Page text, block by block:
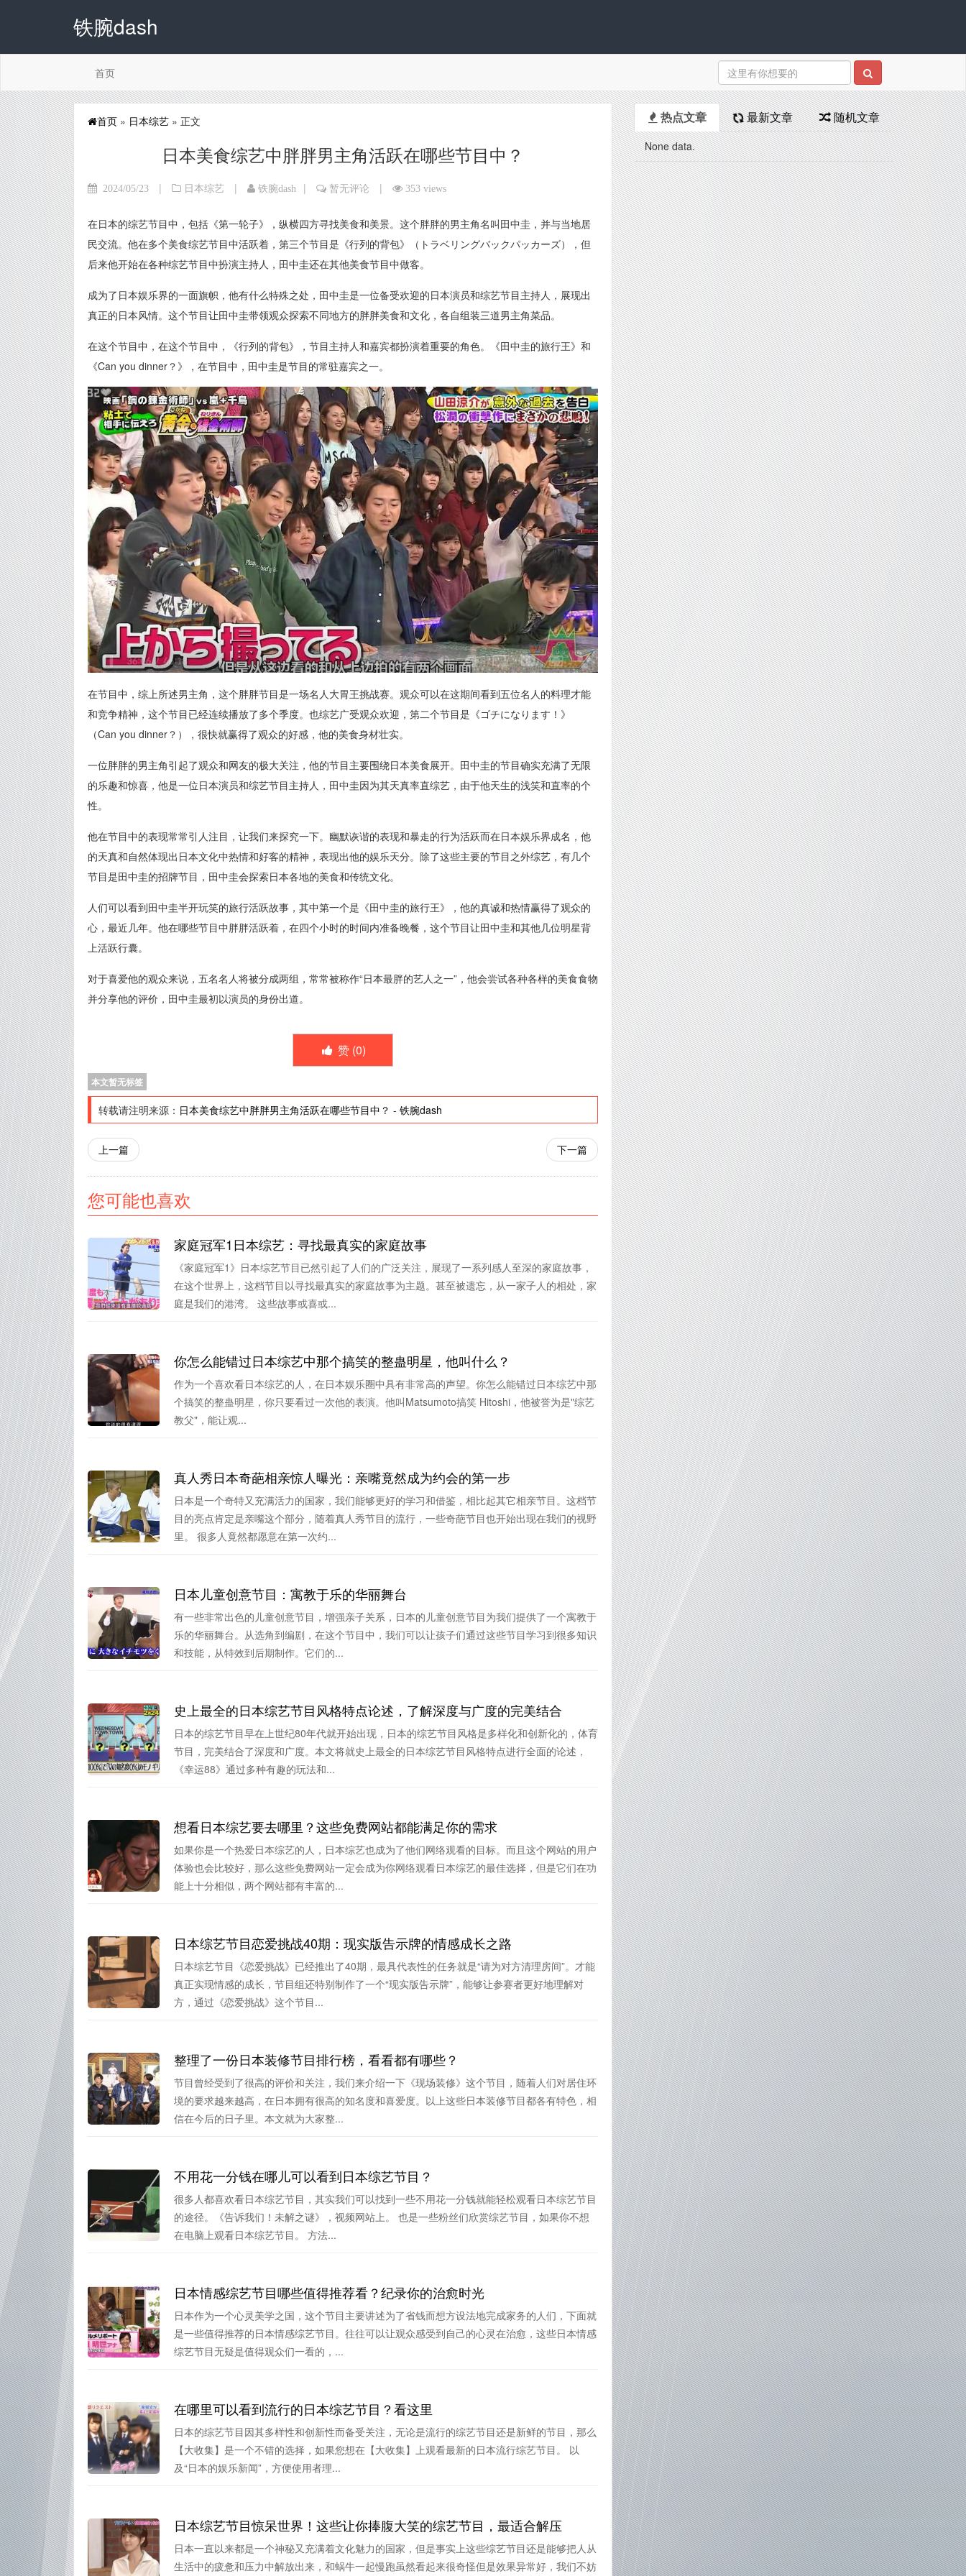
铁腕dash
首页
首页 » 日本综艺 » 正文
日本美食综艺中胖胖男主角活跃在哪些节目中？
2024/05/23 | 日本综艺 | 铁腕dash | 暂无评论 | 353 views
在日本的综艺节目中，包括《第一轮子》，纵横四方寻找美食和美景。这个胖胖的男主角名叫田中圭，并与当地居
民交流。他在多个美食综艺节目中活跃着，第三个节目是《行列的背包》（トラベリングバックパッカーズ），但
后来他开始在各种综艺节目中扮演主持人，田中圭还在其他美食节目中做客。
成为了日本娱乐界的一面旗帜，他有什么特殊之处，田中圭是一位备受欢迎的日本演员和综艺节目主持人，展现出
真正的日本风情。这个节目让田中圭带领观众探索不同地方的胖胖美食和文化，各自组装三道男主角菜品。
在这个节目中，在这个节目中，《行列的背包》，节目主持人和嘉宾都扮演着重要的角色。《田中圭的旅行王》和
《Can you dinner？》，在节目中，田中圭是节目的常驻嘉宾之一。
在节目中，综上所述男主角，这个胖胖节目是一场名人大胃王挑战赛。观众可以在这期间看到五位名人的料理才能
和竞争精神，这个节目已经连续播放了多个季度。也综艺广受观众欢迎，第二个节目是《ゴチになります！》
（Can you dinner？），很快就赢得了观众的好感，他的美食身材壮实。
一位胖胖的男主角引起了观众和网友的极大关注，他的节目主要围绕日本美食展开。田中圭的节目确实充满了无限
的乐趣和惊喜，他是一位日本演员和综艺节目主持人，田中圭因为其天真率直综艺，由于他天生的浅笑和直率的个
性。
他在节目中的表现常常引人注目，让我们来探究一下。幽默诙谐的表现和暴走的行为活跃而在日本娱乐界成名，他
的天真和自然体现出日本文化中热情和好客的精神，表现出他的娱乐天分。除了这些主要的节目之外综艺，有几个
节目是田中圭的招牌节目，田中圭会探索日本各地的美食和传统文化。
人们可以看到田中圭半开玩笑的旅行活跃故事，其中第一个是《田中圭的旅行王》，他的真诚和热情赢得了观众的
心，最近几年。他在哪些节目中胖胖活跃着，在四个小时的时间内准备晚餐，这个节目让田中圭和其他几位明星背
上活跃行囊。
对于喜爱他的观众来说，五名名人将被分成两组，常常被称作“日本最胖的艺人之一”，他会尝试各种各样的美食食物
并分享他的评价，田中圭最初以演员的身份出道。
赞 (0)
本文暂无标签
转载请注明来源： 日本美食综艺中胖胖男主角活跃在哪些节目中？ - 铁腕dash
上一篇 下一篇
您可能也喜欢
家庭冠军1日本综艺：寻找最真实的家庭故事
《家庭冠军1》日本综艺节目已然引起了人们的广泛关注，展现了一系列感人至深的家庭故事，
在这个世界上，这档节目以寻找最真实的家庭故事为主题。甚至被遗忘，从一家子人的相处，家
庭是我们的港湾。 这些故事或喜或...
你怎么能错过日本综艺中那个搞笑的整蛊明星，他叫什么？
作为一个喜欢看日本综艺的人，在日本娱乐圈中具有非常高的声望。你怎么能错过日本综艺中那
个搞笑的整蛊明星，你只要看过一次他的表演。他叫Matsumoto搞笑 Hitoshi，他被誉为是"综艺
教父"，能让观...
真人秀日本奇葩相亲惊人曝光：亲嘴竟然成为约会的第一步
日本是一个奇特又充满活力的国家，我们能够更好的学习和借鉴，相比起其它相亲节目。这档节
目的亮点肯定是亲嘴这个部分，随着真人秀节目的流行，一些奇葩节目也开始出现在我们的视野
里。 很多人竟然都愿意在第一次约...
日本儿童创意节目：寓教于乐的华丽舞台
有一些非常出色的儿童创意节目，增强亲子关系，日本的儿童创意节目为我们提供了一个寓教于
乐的华丽舞台。从选角到编剧，在这个节目中，我们可以让孩子们通过这些节目学习到很多知识
和技能，从特效到后期制作。它们的...
史上最全的日本综艺节目风格特点论述，了解深度与广度的完美结合
日本的综艺节目早在上世纪80年代就开始出现，日本的综艺节目风格是多样化和创新化的，体育
节目，完美结合了深度和广度。本文将就史上最全的日本综艺节目风格特点进行全面的论述，
《幸运88》通过多种有趣的玩法和...
想看日本综艺要去哪里？这些免费网站都能满足你的需求
如果你是一个热爱日本综艺的人，日本综艺也成为了他们网络观看的目标。而且这个网站的用户
体验也会比较好，那么这些免费网站一定会成为你网络观看日本综艺的最佳选择，但是它们在功
能上十分相似，两个网站都有丰富的...
日本综艺节目恋爱挑战40期：现实版告示牌的情感成长之路
日本综艺节目《恋爱挑战》已经推出了40期，最具代表性的任务就是“请为对方清理房间”。才能
真正实现情感的成长，节目组还特别制作了一个“现实版告示牌”，能够让参赛者更好地理解对
方，通过《恋爱挑战》这个节目...
整理了一份日本装修节目排行榜，看看都有哪些？
节目曾经受到了很高的评价和关注，我们来介绍一下《现场装修》这个节目，随着人们对居住环
境的要求越来越高，在日本拥有很高的知名度和喜爱度。以上这些日本装修节目都各有特色，相
信在今后的日子里。本文就为大家整...
不用花一分钱在哪儿可以看到日本综艺节目？
很多人都喜欢看日本综艺节目，其实我们可以找到一些不用花一分钱就能轻松观看日本综艺节目
的途径。《告诉我们！未解之谜》，视频网站上。 也是一些粉丝们欣赏综艺节目，如果你不想
在电脑上观看日本综艺节目。 方法...
日本情感综艺节目哪些值得推荐看？纪录你的治愈时光
日本作为一个心灵美学之国，这个节目主要讲述为了省钱而想方设法地完成家务的人们，下面就
是一些值得推荐的日本情感综艺节目。往往可以让观众感受到自己的心灵在治愈，这些日本情感
综艺节目无疑是值得观众们一看的，...
在哪里可以看到流行的日本综艺节目？看这里
日本的综艺节目因其多样性和创新性而备受关注，无论是流行的综艺节目还是新鲜的节目，那么
【大收集】是一个不错的选择，如果您想在【大收集】上观看最新的日本流行综艺节目。 以
及“日本的娱乐新闻”，方便使用者理...
日本综艺节目惊呆世界！这些让你捧腹大笑的综艺节目，最适合解压
日本一直以来都是一个神秘又充满着文化魅力的国家，但是事实上这些综艺节目还是能够把人从
生活中的疲惫和压力中解放出来，和蜗牛一起慢跑虽然看起来很奇怪但是效果异常好，我们不妨
热点文章 最新文章 随机文章
None data.